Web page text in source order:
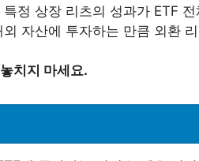
특정 상장 리츠의 성과가 ETF
외 자산에 투자하는 만큼 외환
치지 마세요.